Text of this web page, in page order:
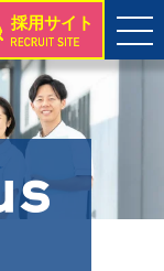
採用サイト